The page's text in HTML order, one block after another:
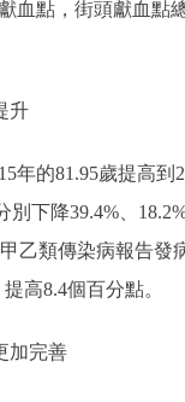
血點，街頭獻血點
升
的81.95歲提高到
別下降39.4%、
乙類傳染病報告
高8.4個百分點。
完善